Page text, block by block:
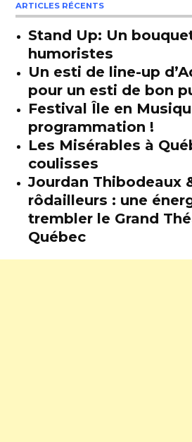
ARTICLES RÉCENTS
Stand Up: Un
humoristes
Un esti de line-up
pour un esti de bon
Festival Île en
programmation !
Les Misérables à
coulisses
Jourdan Thibodeaux
rôdailleurs : une
trembler le Grand
Québec